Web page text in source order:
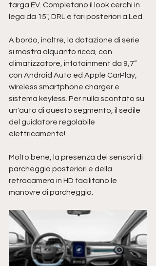
targa EV. Completano il look cerchi in
lega da 15", DRL e fari posteriori a Led.
A bordo, inoltre, la dotazione di serie
si mostra alquanto ricca, con
climatizzatore, infotainment da 9,7”
con Android Auto ed Apple CarPlay,
wireless smartphone charger e
sistema keyless. Per nulla scontato su
un'auto di questo segmento, il sedile
del guidatore regolabile
elettricamente!
Molto bene, la presenza dei sensori di
parcheggio posteriori e della
retrocamera in HD facilitano le
manovre di parcheggio.